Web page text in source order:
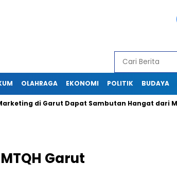
OLAHRAGA EKONOMI POLITIK BUDAYA
di Garut Dapat Sambutan Hangat dari
Garut